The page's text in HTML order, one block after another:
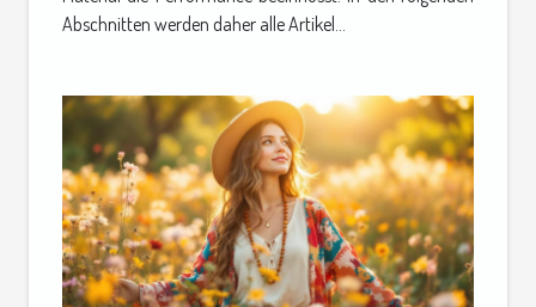
Abschnitten werden daher alle Artikel...